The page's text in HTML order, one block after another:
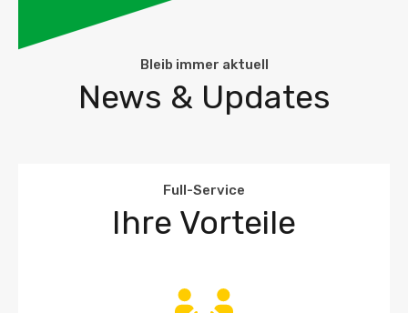
Bleib immer aktuell
News & Updates
Full-Service
Ihre Vorteile